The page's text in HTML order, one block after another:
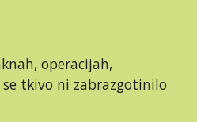
operacijah,
tkivo ni zabrazgotinilo